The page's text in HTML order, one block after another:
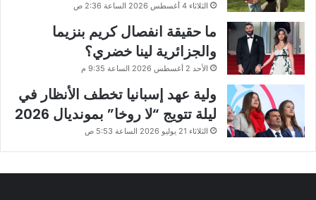
الثلاثاء 4 أغسطس 2026 الساعة 2:36 ص
ما حقيقة انفصال كريم بنزيما
والجزائرية لينا خضري؟
الأحد 2 أغسطس 2026 الساعة 9:35 م
ولية عهد إسبانيا تخطف الأنظار في
ليلة تتويج “لا روخا” بمونديال 2026
الثلاثاء 21 يوليو 2026 الساعة 5:53 ص